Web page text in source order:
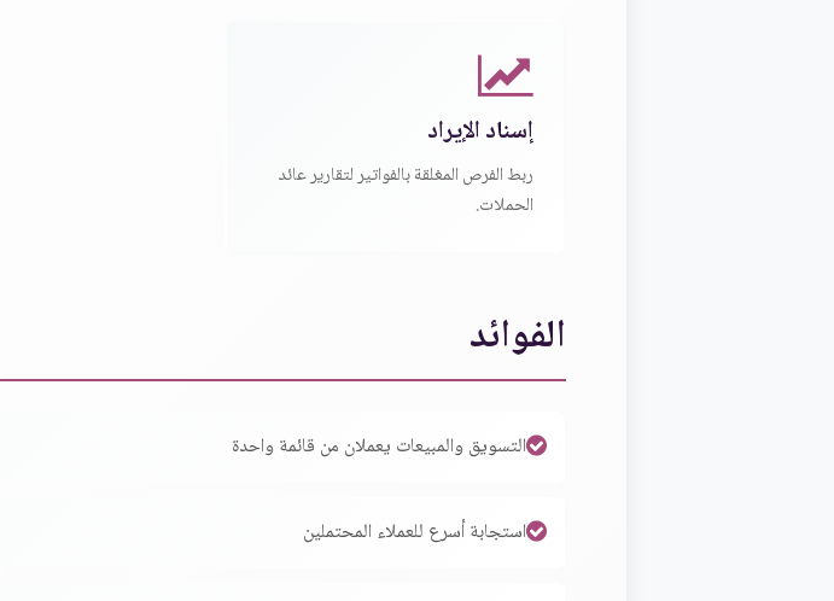
إسناد الإيراد
ربط الفرص المغلقة بالفواتير لتقارير عائد
الحملات.
الفوائد
التسويق والمبيعات يعملان من قائمة واحدة
استجابة أسرع للعملاء المحتملين